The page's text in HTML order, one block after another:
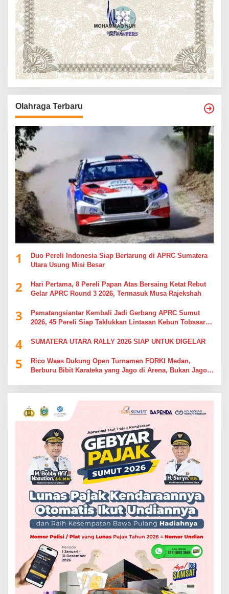
Olahraga Terbaru
1
Duo Pereli Indonesia Siap Bertarung di APRC Sumatera
Utara Usung Misi Besar
2
Hari Pertama, 8 Pereli Papan Atas Bersaing Ketat Rebut
Gelar APRC Round 3 2026, Termasuk Musa Rajekshah
3
Pematangsiantar Kembali Jadi Gerbang APRC Sumut
2026, 45 Pereli Siap Taklukkan Lintasan Kebun Tobasari
4 SUMATERA UTARA RALLY 2026 SIAP UNTUK DIGELAR
5
Rico Waas Dukung Open Turnamen FORKI Medan,
Berburu Bibit Karateka yang Jago di Arena, Bukan Jago